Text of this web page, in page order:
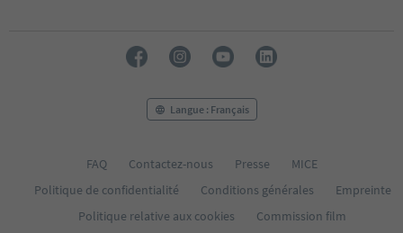
Langue : Français
FAQ Contactez-nous Presse
MICE
Politique de confidentialité
Conditions générales
Empreinte
Politique relative aux cookies
Commission film